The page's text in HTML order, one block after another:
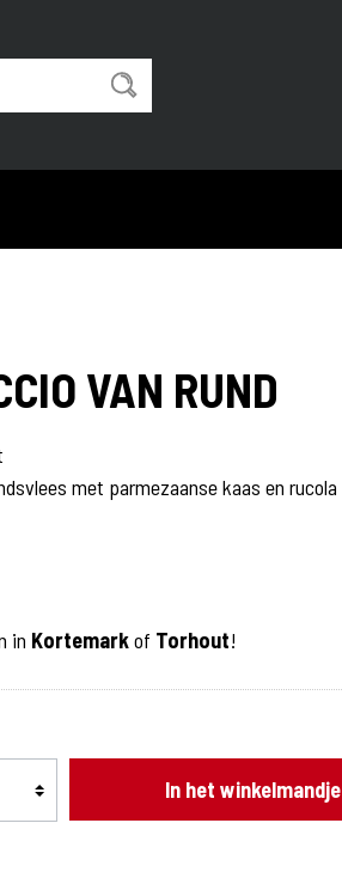
Bakkerij
Bijgerechten
Desserts
VAN RUND
met parmezaanse kaas en rucola
in Kortemarkof Torhout!
In het winkelmandje